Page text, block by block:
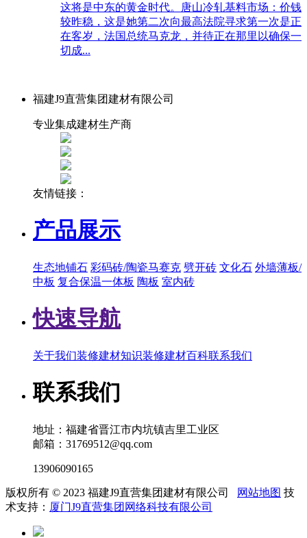
这将是中东的黄金时代。唐山冷轧基料市场：价钱
较昨稳，这是她第二次向最高法院寻求第一次是正
在客岁，法国总统马克龙，并待正在那里以确保一
切成...
福建J9直营集团建材有限公司
专业集成建材生产商
友情链接：
产品展示
生态地铺石 彩码砖/陶瓷马赛克 劈开砖 文化石 外墙薄板/
中板 复合保温一体板 陶板 室内砖
快速导航
关于我们装修建材知识装修建材百科联系我们
联系我们
地址：福建省晋江市内坑镇吉里工业区
邮箱：31769512@qq.com
13906090165
版权所有 © 2023 福建J9直营集团建材有限公司 网站地图 技
术支持： 厦门J9直营集团网络科技有限公司